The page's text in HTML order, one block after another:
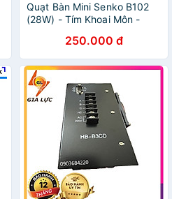
Quạt Bàn Mini Senko B102
(28W) - Tím Khoai Môn -
250.000 đ